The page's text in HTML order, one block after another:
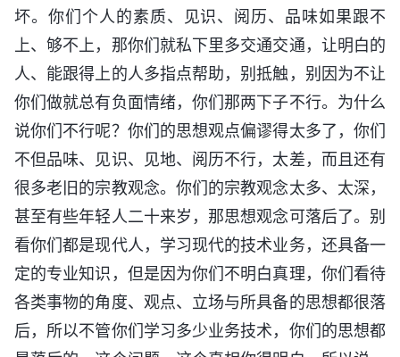
坏。你们个人的素质、见识、阅历、品味如果跟不
上、够不上，那你们就私下里多交通交通，让明白的
人、能跟得上的人多指点帮助，别抵触，别因为不让
你们做就总有负面情绪，你们那两下子不行。为什么
说你们不行呢？你们的思想观点偏谬得太多了，你们
不但品味、见识、见地、阅历不行，太差，而且还有
很多老旧的宗教观念。你们的宗教观念太多、太深，
甚至有些年轻人二十来岁，那思想观念可落后了。别
看你们都是现代人，学习现代的技术业务，还具备一
定的专业知识，但是因为你们不明白真理，你们看待
各类事物的角度、观点、立场与所具备的思想都很落
后，所以不管你们学习多少业务技术，你们的思想都